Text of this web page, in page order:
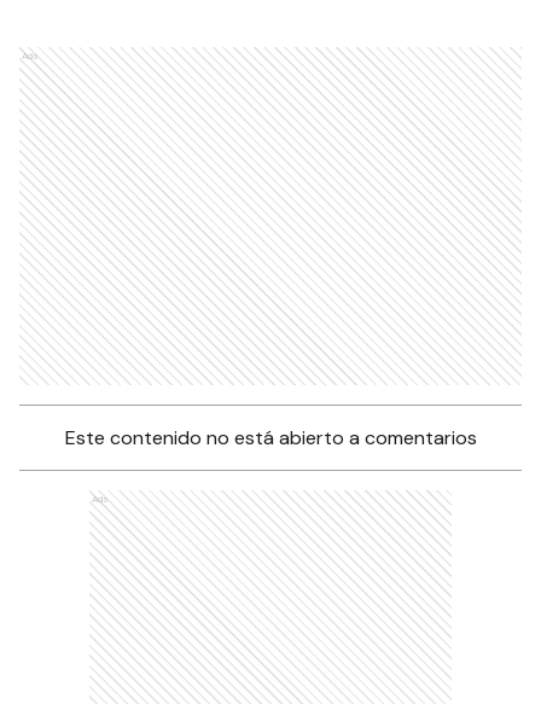
Ads
Este contenido no está abierto a comentarios
Ads